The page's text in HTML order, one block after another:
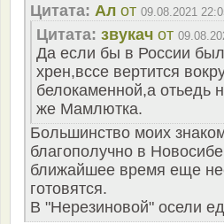
Цитата: Ал от 09.08.2021
Цитата: звукач от
Да если бы в России
хрен,вссе вертится
белокаменной,а отьедь
же Мамлютка.
Большинство моих
благополучно в
ближайшее время еще
готовятся.
В "Нерезиновой" осели